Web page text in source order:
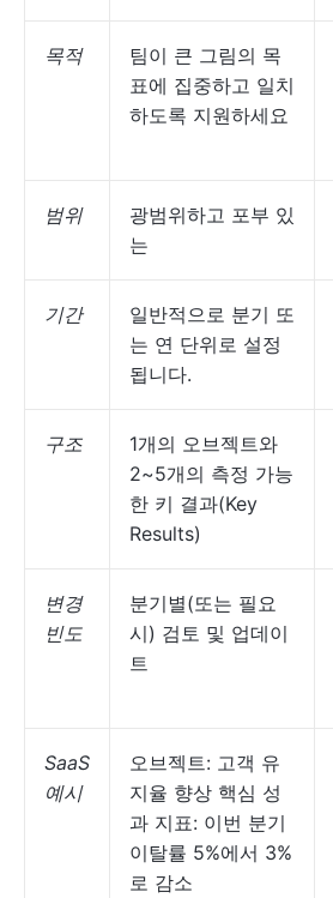
목적
팀이 큰 그림의 목
표에 집중하고 일치
하도록 지원하세요
범위
광범위하고 포부 있
는
기간
일반적으로 분기 또
는 연 단위로 설정
됩니다.
구조
1개의 오브젝트와
2~5개의 측정 가능
한 키 결과(Key
Results)
변경
빈도
분기별(또는 필요
시) 검토 및 업데이
트
SaaS
예시
오브젝트: 고객 유
지율 향상 핵심 성
과 지표: 이번 분기
이탈률 5%에서 3%
로 감소